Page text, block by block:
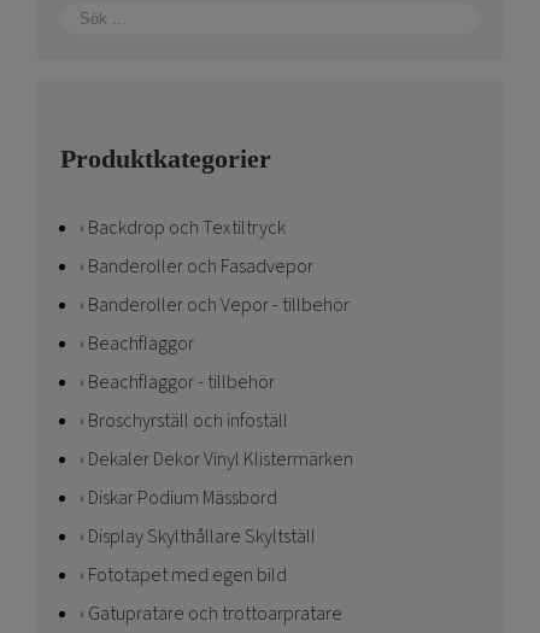
Produktkategorier
Backdrop och Textiltryck
Banderoller och Fasadvepor
Banderoller och Vepor - tillbehör
Beachflaggor
Beachflaggor - tillbehör
Broschyrställ och infoställ
Dekaler Dekor Vinyl Klistermärken
Diskar Podium Mässbord
Display Skylthållare Skyltställ
Fototapet med egen bild
Gatupratare och trottoarpratare